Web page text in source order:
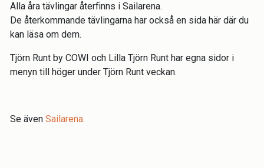
Alla åra tävlingar återfinns i Sailarena.
De återkommande tävlingarna har också en sida här där du
kan läsa om dem.
Tjörn Runt by COWI och Lilla Tjörn Runt har egna sidor i
menyn till höger under Tjörn Runt veckan.
Se även Sailarena.